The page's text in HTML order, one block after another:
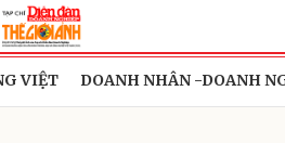
VIỆT DOANH NHÂN -DOANH